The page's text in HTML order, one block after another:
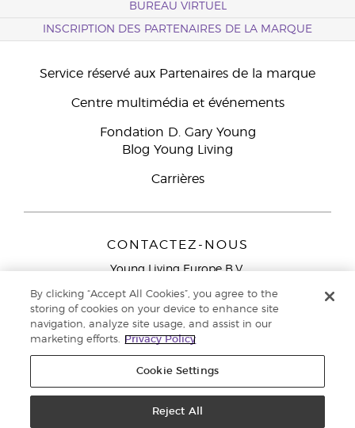
BUREAU VIRTUEL
INSCRIPTION DES PARTENAIRES DE LA MARQUE
Service réservé aux Partenaires de la marque
Centre multimédia et événements
Fondation D. Gary Young
Blog Young Living
Carrières
CONTACTEZ-NOUS
Young Living Europe B.V.
9727 AJ Groningen
Service réservé aux Partenaires de la marque
791
Politique de confidentialité
By clicking “Accept All Cookies”, you agree to the
storing of cookies on your device to enhance site
navigation, analyze site usage, and assist in our
marketing efforts.
Privacy Policy
Cookie Settings
Reject All